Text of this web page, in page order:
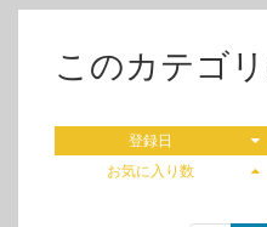
このカテゴ
登録日
お気に入り数